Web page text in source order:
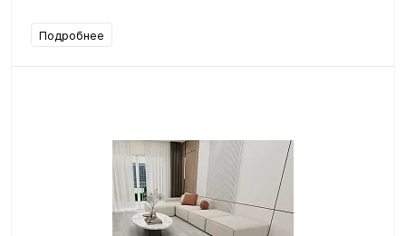
Подробнее